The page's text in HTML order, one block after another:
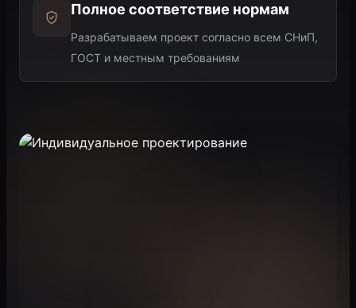
Полное соответствие нормам
Разрабатываем проект согласно всем СНиП,
ГОСТ и местным требованиям